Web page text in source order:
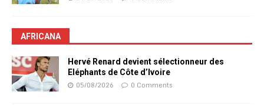
AFRICANA
Hervé Renard devient sélectionneur des
Eléphants de Côte d’Ivoire
05/08/2026 0 Comments